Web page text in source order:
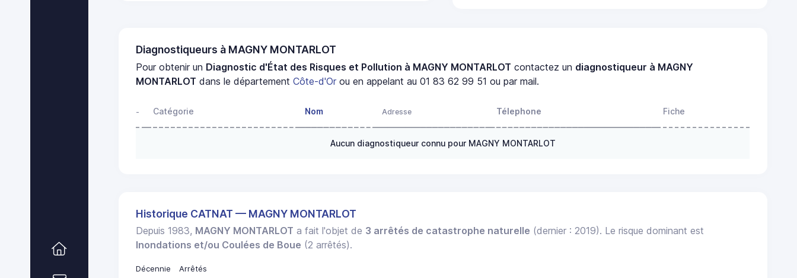
Diagnostiqueurs à MAGNY MONTARLOT
Pour obtenir un Diagnostic d'État des Risques et Pollution à MAGNY MONTARLOT contactez un diagnostiqueur à MAGNY
MONTARLOT dans le départementCôte-d'Or ou en appelant au 01 83 62 99 51 ou par mail.
- Catégorie Nom Adresse Télephone Fiche
Aucun diagnostiqueur connu pour MAGNY MONTARLOT
Historique CATNAT — MAGNY MONTARLOT
Depuis 1983, MAGNY MONTARLOT a fait l'objet de 3 arrêtés de catastrophe naturelle (dernier : 2019). Le risque dominant est
Inondations et/ou Coulées de Boue (2 arrêtés).
Décennie
Arrêtés